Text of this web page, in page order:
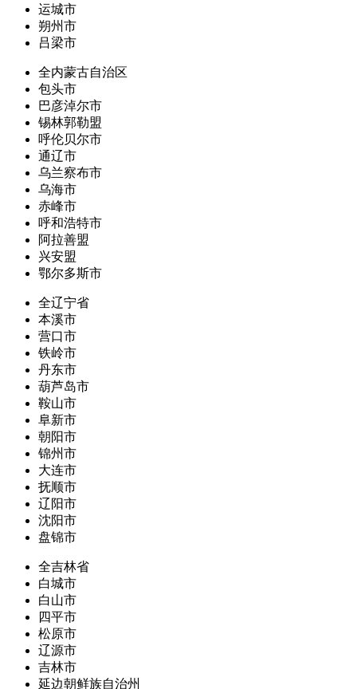
运城市
朔州市
吕梁市
全内蒙古自治区
包头市
巴彦淖尔市
锡林郭勒盟
呼伦贝尔市
通辽市
乌兰察布市
乌海市
赤峰市
呼和浩特市
阿拉善盟
兴安盟
鄂尔多斯市
全辽宁省
本溪市
营口市
铁岭市
丹东市
葫芦岛市
鞍山市
阜新市
朝阳市
锦州市
大连市
抚顺市
辽阳市
沈阳市
盘锦市
全吉林省
白城市
白山市
四平市
松原市
辽源市
吉林市
延边朝鲜族自治州